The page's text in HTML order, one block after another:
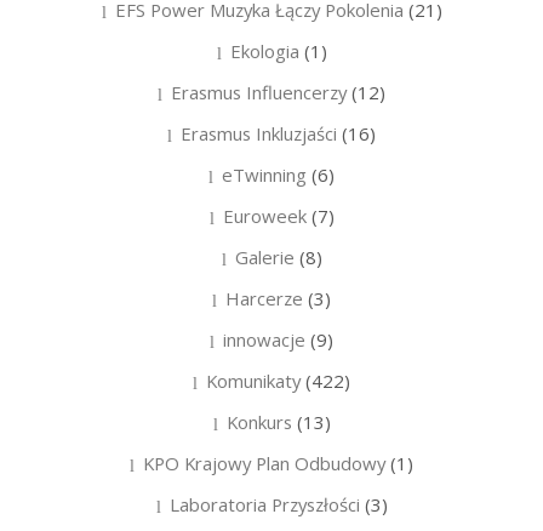
EFS Power Muzyka Łączy Pokolenia (21)
Ekologia (1)
Erasmus Influencerzy(12)
Erasmus Inkluzjaści (16)
eTwinning (6)
Euroweek(7)
Galerie (8)
Harcerze (3)
innowacje (9)
Komunikaty(422)
Konkurs (13)
KPO Krajowy Plan Odbudowy(1)
Laboratoria Przyszłości (3)